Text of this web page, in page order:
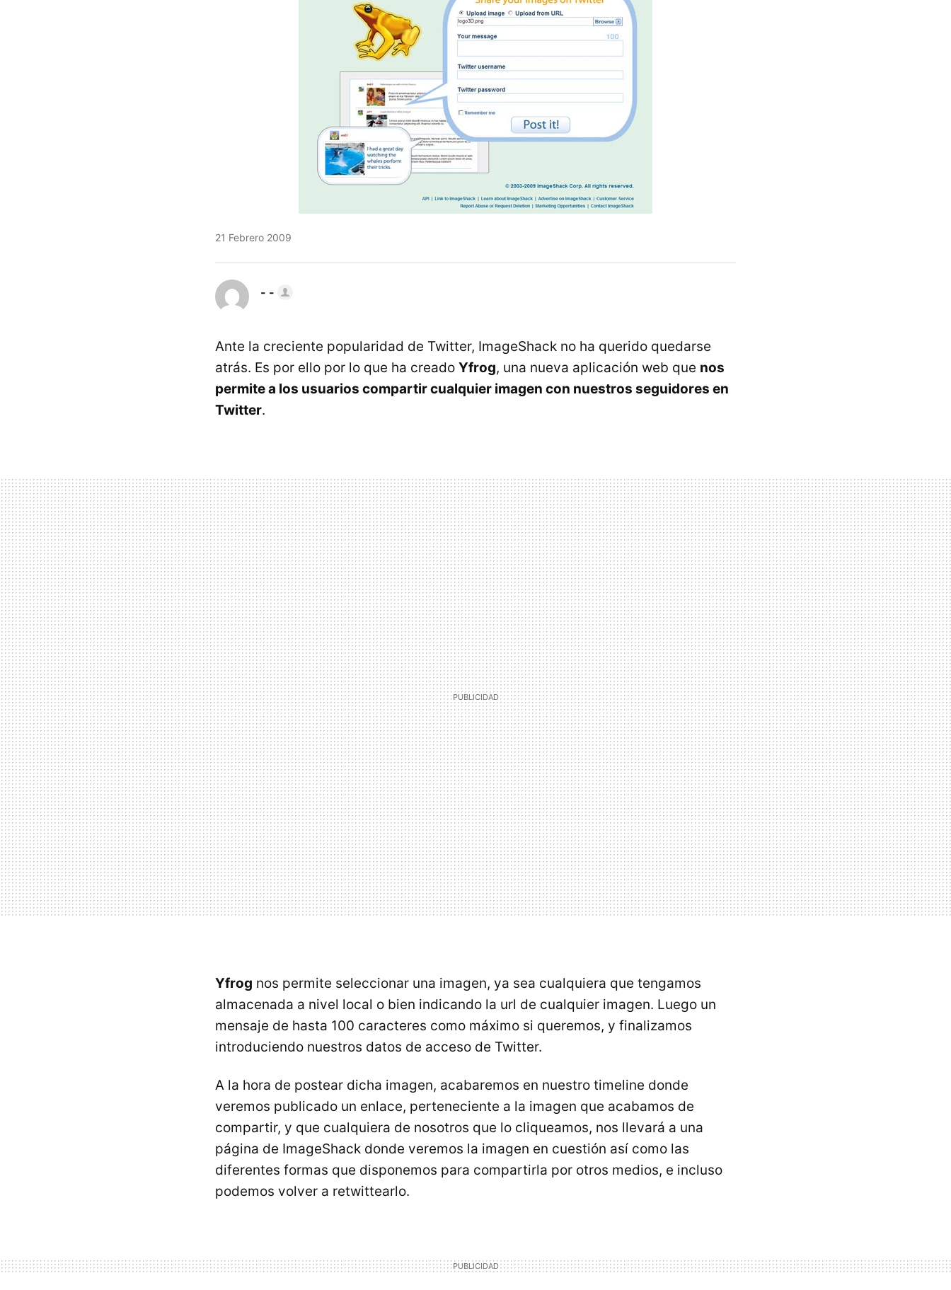
21 Febrero 2009
- -
Ante la creciente popularidad de Twitter, ImageShack no ha querido quedarse
atrás. Es por ello por lo que ha creado Yfrog, una nueva aplicación web que nos
permite a los usuarios compartir cualquier imagen con nuestros seguidores en
Twitter.
Yfrog nos permite seleccionar una imagen, ya sea cualquiera que tengamos
almacenada a nivel local o bien indicando la url de cualquier imagen. Luego un
mensaje de hasta 100 caracteres como máximo si queremos, y finalizamos
introduciendo nuestros datos de acceso de Twitter.
A la hora de postear dicha imagen, acabaremos en nuestro timeline donde
veremos publicado un enlace, perteneciente a la imagen que acabamos de
compartir, y que cualquiera de nosotros que lo cliqueamos, nos llevará a una
página de ImageShack donde veremos la imagen en cuestión así como las
diferentes formas que disponemos para compartirla por otros medios, e incluso
podemos volver a retwittearlo.